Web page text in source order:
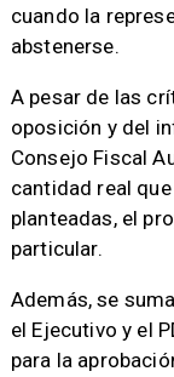
cuando la
abstenerse.
A pesar de las
oposición y del
Consejo Fiscal
cantidad real
planteadas, el
particular.
Además, se
el Ejecutivo y el
para la